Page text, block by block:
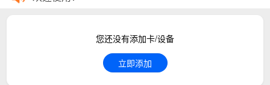
您还没有添加卡/设备
立即添加